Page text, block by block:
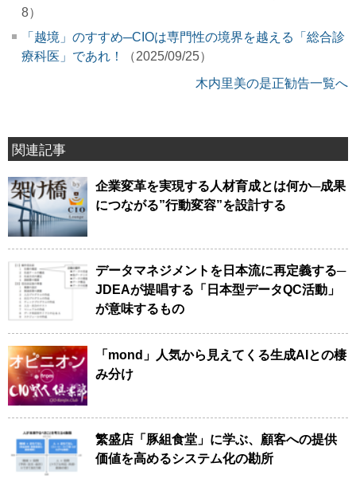
8）
「越境」のすすめ─CIOは専門性の境界を越える「総合診
療科医」であれ！
（2025/09/25）
木内里美の是正勧告一覧へ
関連記事
企業変革を実現する人材育成とは何か─成果
につながる”行動変容”を設計する
データマネジメントを日本流に再定義する─
JDEAが提唱する「日本型データQC活動」
が意味するもの
「mond」人気から見えてくる生成AIとの棲
み分け
繁盛店「豚組食堂」に学ぶ、顧客への提供
価値を高めるシステム化の勘所